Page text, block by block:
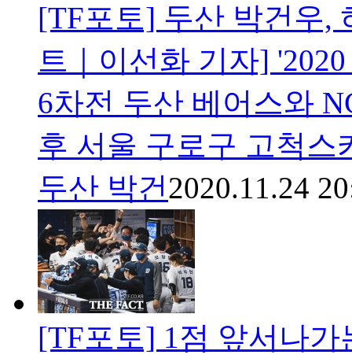
[TF포토] 두산 박건우,
트｜이선화 기자]
6차전 두산 베어스와
후 서울 구로구 고척스
두산 박건2020.11.24
[TF포토] 1점 앞서나가